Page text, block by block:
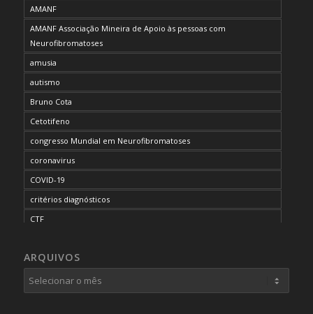
AMANF
AMANF Associação Mineira de Apoio às pessoas com
Neurofibromatoses
amusia
autismo
Bruno Cota
Cetotifeno
congresso Mundial em Neurofibromatoses
coronavirus
COVID-19
critérios diagnósticos
CTF
desordem do processamento auditivo
diagnóstico
dificuldades cognitivas
ARQUIVOS